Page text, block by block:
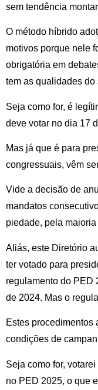
sem tendência
O método híbrido
motivos porque nele
obrigatória em
tem as qualidades do
Seja como for, é
deve votar no dia 17
Mas já que é para
congressuais, vêm
Vide a decisão de
mandatos
piedade, pela
Aliás, este Diretório
ter votado para
regulamento do PED
de 2024. Mas o
Estes procedimentos
condições de
Seja como for,
no PED 2025, o que